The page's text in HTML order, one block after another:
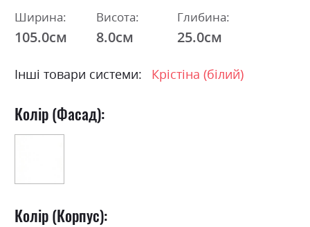
Ширина:
105.0см
Висота:
8.0см
Глибина:
25.0см
Інші товари системи: Крістіна (білий)
Колір (Фасад):
Колір (Корпус):